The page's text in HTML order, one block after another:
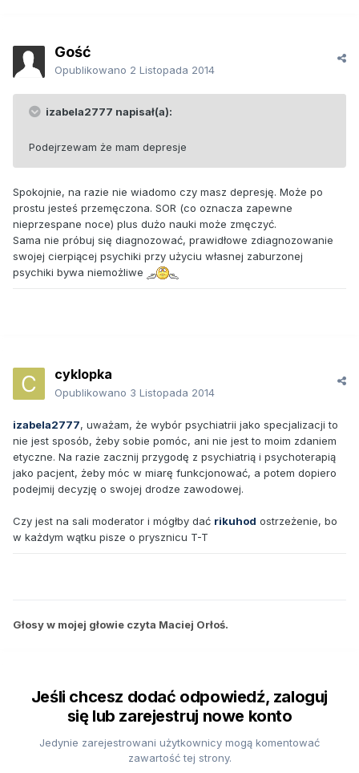
Gość
Opublikowano 2 Listopada 2014
izabela2777 napisał(a):
Podejrzewam że mam depresje
Spokojnie, na razie nie wiadomo czy masz depresję. Może po
prostu jesteś przemęczona. SOR (co oznacza zapewne
nieprzespane noce) plus dużo nauki może zmęczyć.
Sama nie próbuj się diagnozować, prawidłowe zdiagnozowanie
swojej cierpiącej psychiki przy użyciu własnej zaburzonej
psychiki bywa niemożliwe
cyklopka
Opublikowano 3 Listopada 2014
izabela2777, uważam, że wybór psychiatrii jako specjalizacji to
nie jest sposób, żeby sobie pomóc, ani nie jest to moim zdaniem
etyczne. Na razie zacznij przygodę z psychiatrią i psychoterapią
jako pacjent, żeby móc w miarę funkcjonować, a potem dopiero
podejmij decyzję o swojej drodze zawodowej.
Czy jest na sali moderator i mógłby dać rikuhod ostrzeżenie, bo
w każdym wątku pisze o prysznicu T-T
Głosy w mojej głowie czyta Maciej Orłoś.
Jeśli chcesz dodać odpowiedź, zaloguj
się lub zarejestruj nowe konto
Jedynie zarejestrowani użytkownicy mogą komentować
zawartość tej strony.